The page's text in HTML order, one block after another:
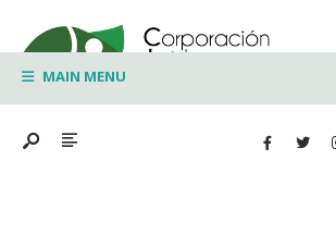
to
contentMAIN MENU
for: